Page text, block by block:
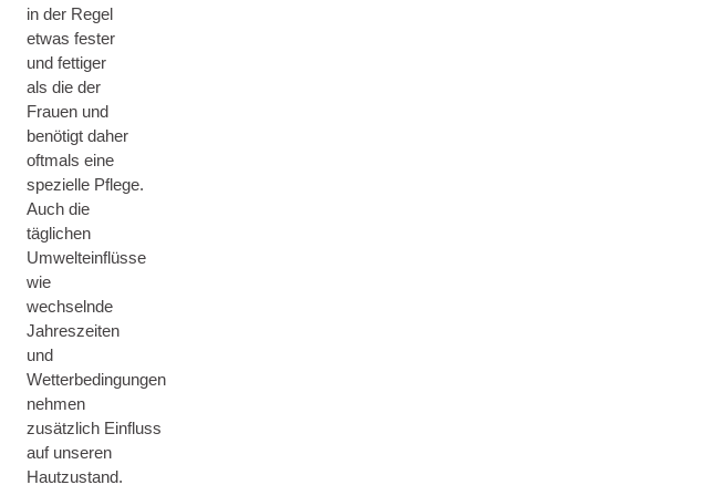
in der Regel
etwas fester
und fettiger
als die der
Frauen und
benötigt daher
oftmals eine
spezielle Pflege.
Auch die
täglichen
Umwelteinflüsse
wie
wechselnde
Jahreszeiten
und
Wetterbedingungen
nehmen
zusätzlich Einfluss
auf unseren
Hautzustand.